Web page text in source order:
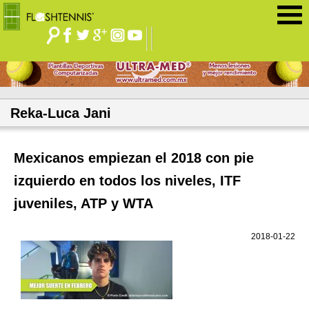
Reka-Luca Jani
Mexicanos empiezan el 2018 con pie
izquierdo en todos los niveles, ITF
juveniles, ATP y WTA
2018-01-22